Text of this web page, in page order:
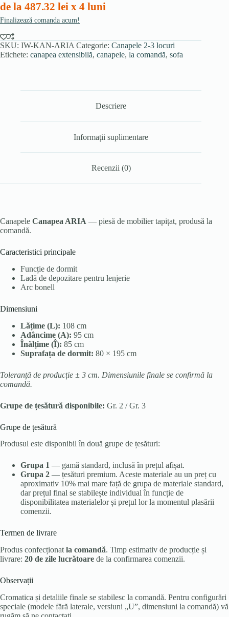
de la 487.32 lei x 4 luni
Finalizează comanda acum!
SKU: IW-KAN-ARIA Categorie: Canapele 2-3 locuri
Etichete: canapea extensibilă, canapele, la comandă, sofa
Descriere
Informații suplimentare
Recenzii (0)
Canapele Canapea ARIA — piesă de mobilier tapițat, produsă la
comandă.
Caracteristici principale
Funcție de dormit
Ladă de depozitare pentru lenjerie
Arc bonell
Dimensiuni
Lățime (L): 108 cm
Adâncime (A): 95 cm
Înălțime (Î): 85 cm
Suprafața de dormit: 80 × 195 cm
Toleranță de producție ± 3 cm. Dimensiunile finale se confirmă la
comandă.
Grupe de țesătură disponibile: Gr. 2 / Gr. 3
Grupe de țesătură
Produsul este disponibil în două grupe de țesături:
Grupa 1 — gamă standard, inclusă în prețul afișat.
Grupa 2 — țesături premium. Aceste materiale au un preț cu
aproximativ 10% mai mare față de grupa de materiale standard,
dar prețul final se stabilește individual în funcție de
disponibilitatea materialelor și prețul lor la momentul plasării
comenzii.
Termen de livrare
Produs confecționat la comandă. Timp estimativ de producție și
livrare: 20 de zile lucrătoare de la confirmarea comenzii.
Observații
Cromatica și detaliile finale se stabilesc la comandă. Pentru configurări
speciale (modele fără laterale, versiuni „U”, dimensiuni la comandă) vă